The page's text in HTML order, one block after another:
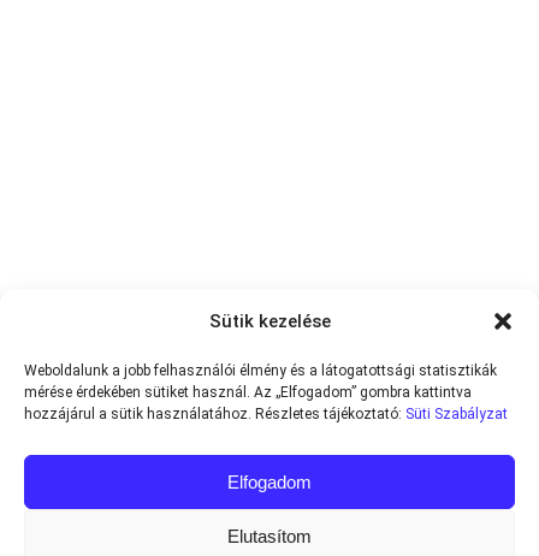
Sütik kezelése
Weboldalunk a jobb felhasználói élmény és a látogatottsági statisztikák
mérése érdekében sütiket használ. Az „Elfogadom” gombra kattintva
hozzájárul a sütik használatához. Részletes tájékoztató: Süti Szabályzat
Elfogadom
Elutasítom